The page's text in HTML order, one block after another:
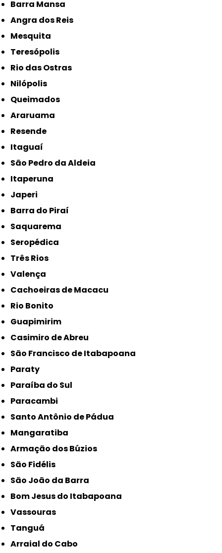
Barra Mansa
Angra dos Reis
Mesquita
Teresópolis
Rio das Ostras
Nilópolis
Queimados
Araruama
Resende
Itaguaí
São Pedro da Aldeia
Itaperuna
Japeri
Barra do Piraí
Saquarema
Seropédica
Três Rios
Valença
Cachoeiras de Macacu
Rio Bonito
Guapimirim
Casimiro de Abreu
São Francisco de Itabapoana
Paraty
Paraíba do Sul
Paracambi
Santo Antônio de Pádua
Mangaratiba
Armação dos Búzios
São Fidélis
São João da Barra
Bom Jesus do Itabapoana
Vassouras
Tanguá
Arraial do Cabo